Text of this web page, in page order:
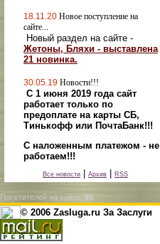
18.11.20 Новое поступление на
сайте...
Новый раздел на сайте -
Жетоны, Бляхи - выставлена
21 новинка.
30.05.19 Новости!!!
С 1 июня 2019 года сайт
работает только по
предоплате на карты СБ,
Тинькофф или ПочтаБанк!!!
С наложенным платежом - не
работаем!!!
Все новости Архив RSS
Посетителей на сайте: 49
© 2006 Zasluga.ru За Заслуги